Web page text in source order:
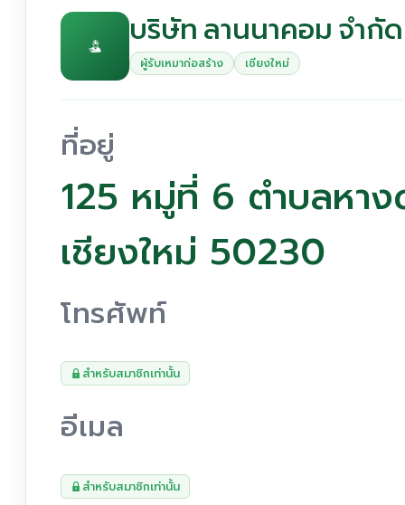
บริษัท ลานนาคอม จำกัด
ผู้รับเหมาก่อสร้าง เชียงใหม่
ที่อยู่
125 หมู่ที่ 6 ตำบลหา
เชียงใหม่ 50230
โทรศัพท์
สำหรับสมาชิกเท่านั้น
อีเมล
สำหรับสมาชิกเท่านั้น